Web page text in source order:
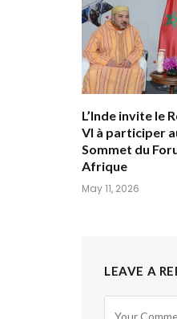
L’Inde invite le
VI à participer
Sommet du
Afrique
May 11, 2026
LEAVE A